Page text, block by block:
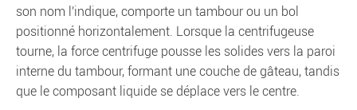
son nom l'indique, comporte un tambour ou un bol
positionné horizontalement. Lorsque la centrifugeuse
tourne, la force centrifuge pousse les solides vers la paroi
interne du tambour, formant une couche de gâteau, tandis
que le composant liquide se déplace vers le centre.